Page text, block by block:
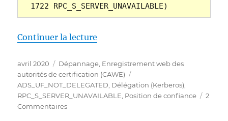
1722 RPC_S_SERVER_UNAVAILABLE)
Continuer la lecture
Publié
le
avril 2020 Catégories
Dépannage, Enregistrement web des
autorités de certification (CAWE)
ADS_UF_NOT_DELEGATED, Délégation (Kerberos),
RPC_S_SERVER_UNAVAILABLE, Position de confiance
2
Commentairessur